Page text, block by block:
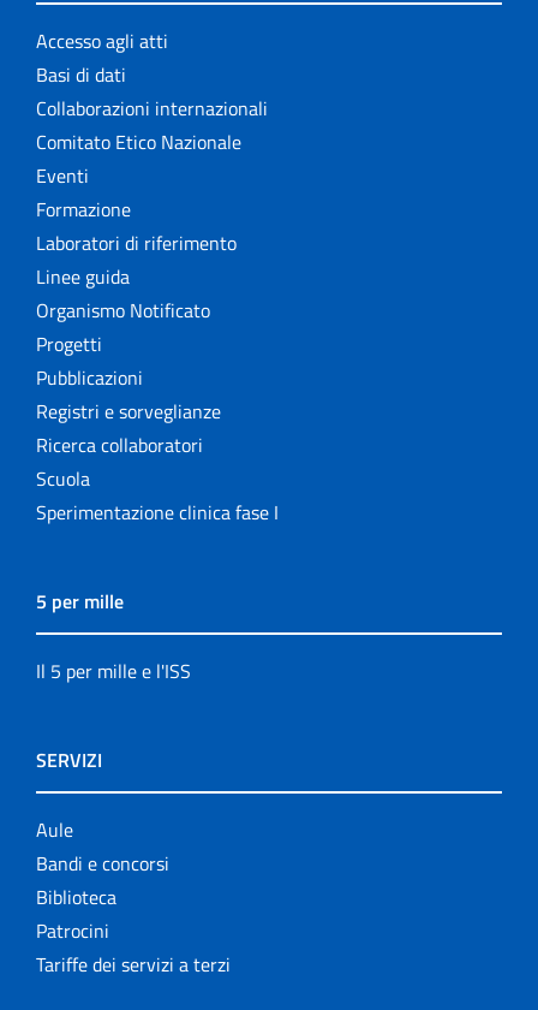
Accesso agli atti
Basi di dati
Collaborazioni internazionali
Comitato Etico Nazionale
Eventi
Formazione
Laboratori di riferimento
Linee guida
Organismo Notificato
Progetti
Pubblicazioni
Registri e sorveglianze
Ricerca collaboratori
Scuola
Sperimentazione clinica fase I
5 per mille
Il 5 per mille e l'ISS
SERVIZI
Aule
Bandi e concorsi
Biblioteca
Patrocini
Tariffe dei servizi a terzi